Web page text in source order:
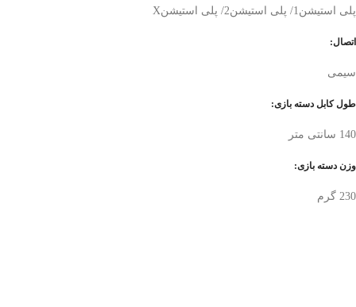
پلی استیشن1/ پلی استیشن2/ پلی استیشنX
اتصال:
سیمی
طول کابل دسته بازی:
140 سانتی متر
وزن دسته بازی:
230 گرم